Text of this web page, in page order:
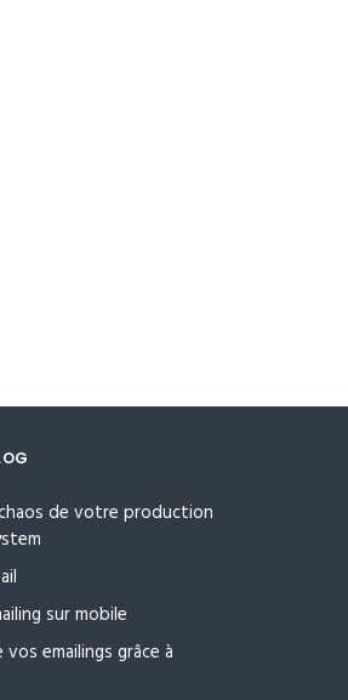
de votre production
sur mobile
emailings grâce à